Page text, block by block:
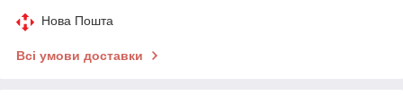
Нова Пошта
Всі умови доставки